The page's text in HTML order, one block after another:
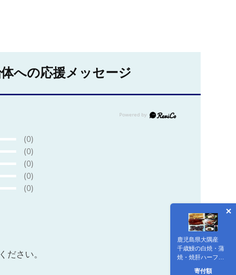
鹿児島県大隅産
千歳鰻の白焼・蒲
焼・焼肝ハーフセ
寄付額
への応援メッセージ
(0)
(0)
(0)
(0)
(0)
ださい。